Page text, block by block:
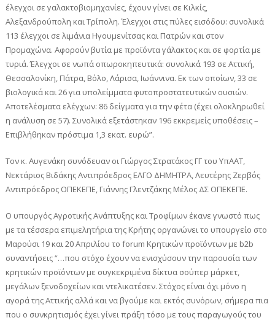
έλεγχοι σε γαλακτοβιομηχανίες, έχουν γίνει σε Κιλκίς,
Αλεξανδρούπολη και Τρίπολη. Έλεγχοι στις πύλες εισόδου: συνολικά
113 έλεγχοι σε λιμάνια Ηγουμενίτσας και Πατρών και στον
Προμαχώνα. Αφορούν βυτία με προϊόντα γάλακτος και σε φορτία με
τυριά. Έλεγχοι σε νωπά οπωροκηπευτικά: συνολικά 193 σε Αττική,
Θεσσαλονίκη, Πάτρα, Βόλο, Λάρισα, Ιωάννινα. Εκ των οποίων, 33 σε
βιολογικά και 26 για υπολείμματα φυτοπροστατευτικών ουσιών.
Αποτελέσματα ελέγχων: 86 δείγματα για την φέτα (έχει ολοκληρωθεί
η ανάλυση σε 57). Συνολικά εξετάστηκαν 196 εκκρεμείς υποθέσεις –
Επιβλήθηκαν πρόστιμα 1,3 εκατ. ευρώ”.
Τον κ. Αυγενάκη συνόδευαν οι Γιώργος Στρατάκος ΓΓ του ΥπΑΑΤ,
Νεκτάριος Βιδάκης Αντιπρόεδρος ΕΛΓΟ ΔΗΜΗΤΡΑ, Λευτέρης Ζερβός
Αντιπρόεδρος ΟΠΕΚΕΠΕ, Γιάννης Γλεντζάκης Μέλος ΔΣ ΟΠΕΚΕΠΕ.
Ο υπουργός Αγροτικής Ανάπτυξης και Τροφίμων έκανε γνωστό πως
με τα τέσσερα επιμελητήρια της Κρήτης οργανώνει το υπουργείο στο
Μαρούσι 19 και 20 Απριλίου το forum Κρητικών προϊόντων με b2b
συναντήσεις “…που στόχο έχουν να ενισχύσουν την παρουσία των
κρητικών προϊόντων με συγκεκριμένα δίκτυα σούπερ μάρκετ,
μεγάλων ξενοδοχείων και ντελικατέσεν. Στόχος είναι όχι μόνο η
αγορά της Αττικής αλλά και να βγούμε και εκτός συνόρων, σήμερα πια
που ο συνκρητισμός έχει γίνει πράξη τόσο με τους παραγωγούς του